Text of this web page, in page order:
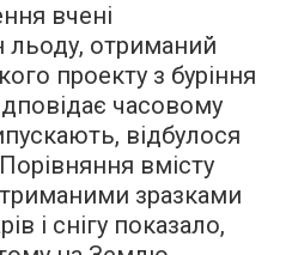
вчені
льоду, отриманий
проекту з буріння
часовому
відбулося
вмісту
зразками
і снігу показало,